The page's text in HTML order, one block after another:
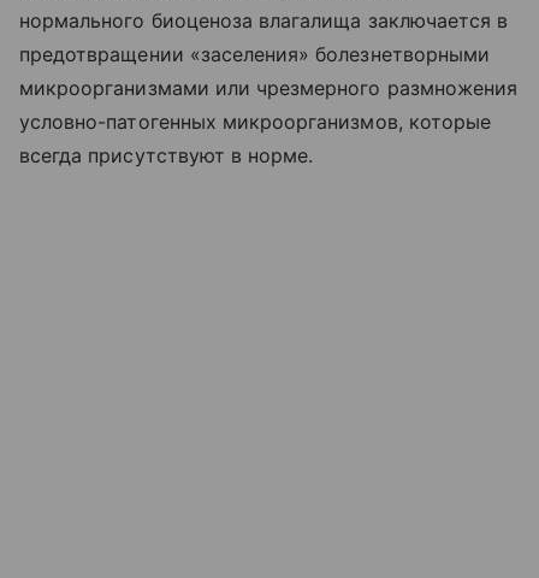
нормального биоценоза влагалища заключается в
предотвращении «заселения» болезнетворными
микроорганизмами или чрезмерного размножения
условно-патогенных микроорганизмов, которые
всегда присутствуют в норме.